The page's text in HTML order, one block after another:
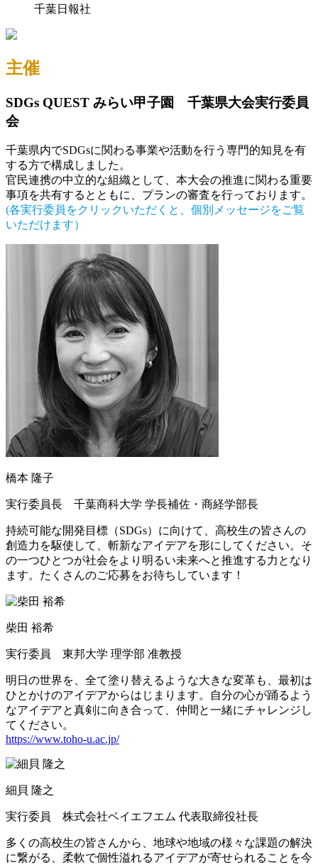
千葉日報社
主催
SDGs QUEST みらい甲子園 千葉県大会実行委員
会
千葉県内でSDGsに関わる事業や活動を行う専門的知見を有
する方で構成しました。
官民連携の中立的な組織として、本大会の推進に関わる重要
事項を共有するとともに、プランの審査を行っております。
(各実行委員をクリックいただくと、個別メッセージをご覧
いただけます）
橋本 隆子
実行委員長 千葉商科大学 学長補佐・商経学部長
持続可能な開発目標（SDGs）に向けて、高校生の皆さんの
創造力を駆使して、斬新なアイデアを形にしてください。そ
の一つひとつが社会をより明るい未来へと推進する力となり
ます。たくさんのご応募をお待ちしています！
柴田 裕希
実行委員 東邦大学 理学部 准教授
明日の世界を、全て塗り替えるような大きな変革も、最初は
ひとかけのアイデアからはじまります。自分の心が踊るよう
なアイデアと真剣に向き合って、仲間と一緒にチャレンジし
てください。
https://www.toho-u.ac.jp/
細貝 隆之
実行委員 株式会社ベイエフエム 代表取締役社長
多くの高校生の皆さんから、地球や地域の様々な課題の解決
に繋がる、柔軟で個性溢れるアイデアが寄せられることを今